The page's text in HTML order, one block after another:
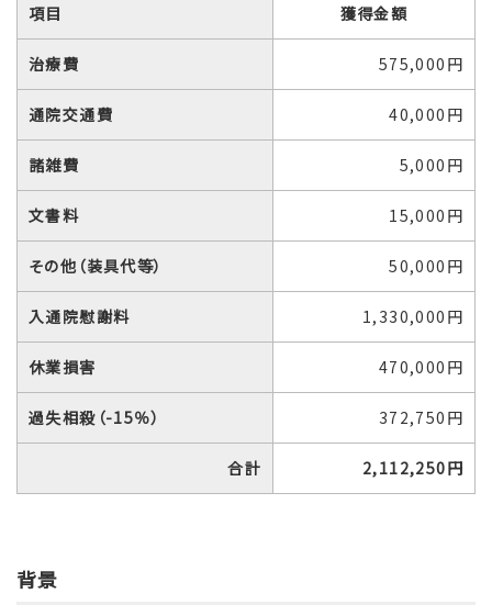
項目 獲得金額
治療費 575,000円
通院交通費 40,000円
諸雑費 5,000円
文書料 15,000円
その他（装具代等） 50,000円
入通院慰謝料 1,330,000円
休業損害 470,000円
過失相殺（-15％） 372,750円
合計 2,112,250円
背景